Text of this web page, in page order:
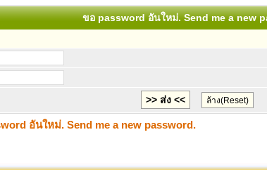
ขอ password อันใหม่. Send me a new
อันใหม่. Send me a new password.